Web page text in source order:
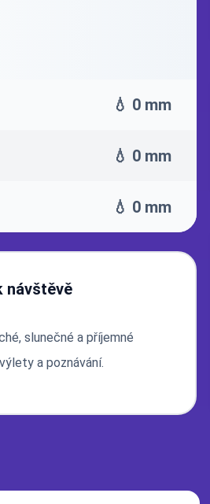
💧 0 mm
💧 0 mm
💧 0 mm
návštěvě
slunečné a příjemné
a poznávání.